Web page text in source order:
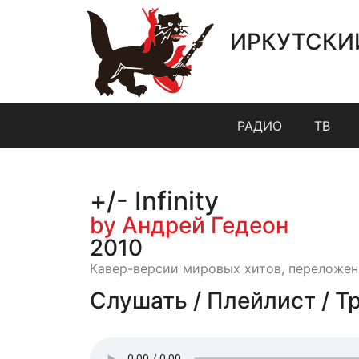
РАДИО ТВ
+/- Infinity
by Андрей Гедеон
2010
Кавер-версии мировых хитов,
Слушать / Плейлист /